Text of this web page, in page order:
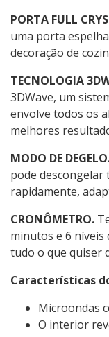
PORTA FULL
uma porta
decoração de
TECNOLOGIA
3DWave, um
envolve todos os
melhores
MODO DE
pode descongelar
rapidamente,
CRONÔMETRO.
minutos e 6
tudo o que quiser
Características
Microondas
O interior